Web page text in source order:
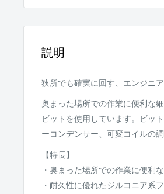
説明
狭所でも確実に回す、エンジニア
奥まった場所での作業に便利な
ビットを使用しています。ビッ
ーコンデンサー、可変コイルの
【特長】
・奥まった場所での作業に便利
・耐久性に優れたジルコニア系